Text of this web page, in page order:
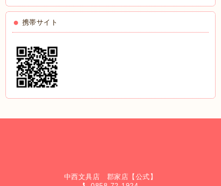
携帯サイト
中西文具店 郡家店【公式】